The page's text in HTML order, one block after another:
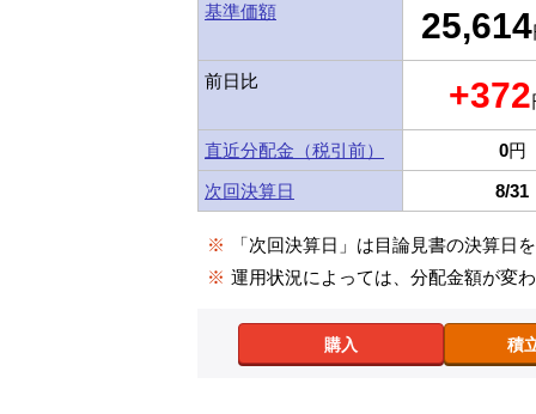
基準価額 25,614
前日比 +372
直近分配金（税引前） 0円
次回決算日
8/31
※
「次回決算日」は目論見書の決算日
※ 運用状況によっては、分配金額が変
購入 積